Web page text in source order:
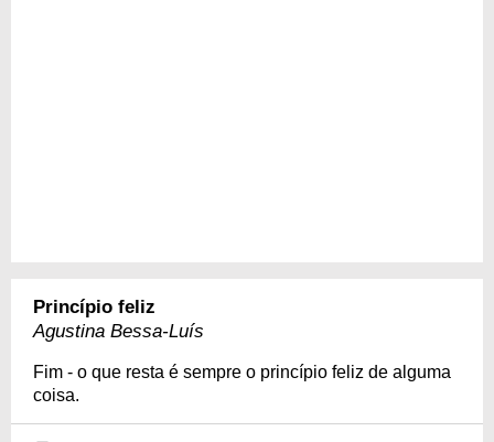
Princípio feliz
Agustina Bessa-Luís
Fim - o que resta é sempre o princípio feliz de alguma
coisa.